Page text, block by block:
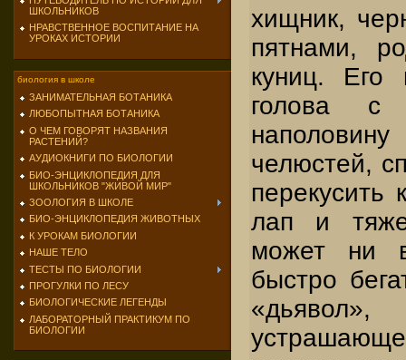
ШКОЛЬНИКОВ
НРАВСТВЕННОЕ ВОСПИТАНИЕ НА
УРОКАХ ИСТОРИИ
биология в школе
ЗАНИМАТЕЛЬНАЯ БОТАНИКА
ЛЮБОПЫТНАЯ БОТАНИКА
О ЧЕМ ГОВОРЯТ НАЗВАНИЯ
РАСТЕНИЙ?
АУДИОКНИГИ ПО БИОЛОГИИ
БИО-ЭНЦИКЛОПЕДИЯ ДЛЯ
ШКОЛЬНИКОВ "ЖИВОЙ МИР"
ЗООЛОГИЯ В ШКОЛЕ
БИО-ЭНЦИКЛОПЕДИЯ ЖИВОТНЫХ
К УРОКАМ БИОЛОГИИ
НАШЕ ТЕЛО
ТЕСТЫ ПО БИОЛОГИИ
ПРОГУЛКИ ПО ЛЕСУ
БИОЛОГИЧЕСКИЕ ЛЕГЕНДЫ
ЛАБОРАТОРНЫЙ ПРАКТИКУМ ПО
БИОЛОГИИ
хищник,
пятнами,
куниц. Его
голова с
челюстей,
перекусить
лап и
может ни
быстро